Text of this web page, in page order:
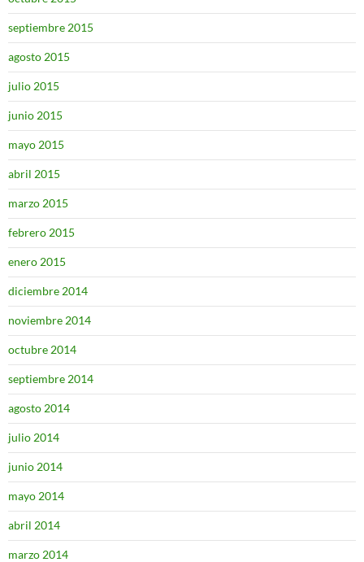
septiembre 2015
agosto 2015
julio 2015
junio 2015
mayo 2015
abril 2015
marzo 2015
febrero 2015
enero 2015
diciembre 2014
noviembre 2014
octubre 2014
septiembre 2014
agosto 2014
julio 2014
junio 2014
mayo 2014
abril 2014
marzo 2014